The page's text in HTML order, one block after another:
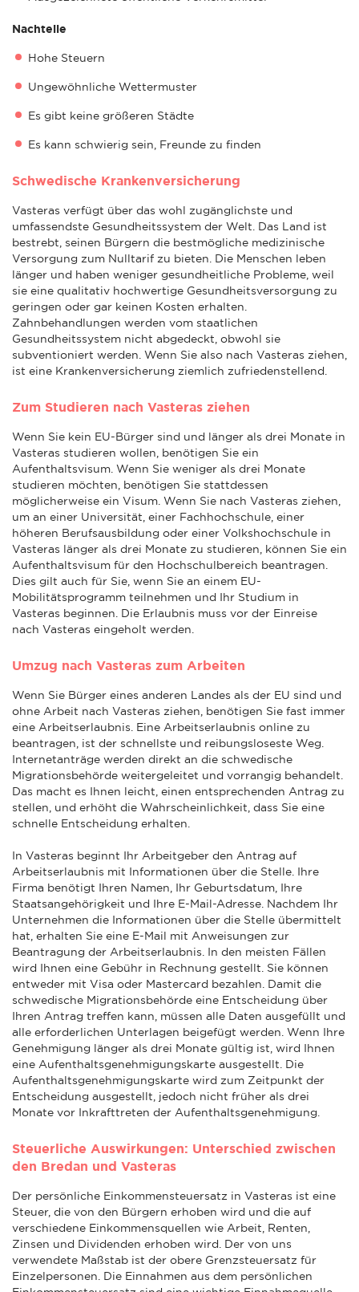
Nachteile
Hohe Steuern
Ungewöhnliche Wettermuster
Es gibt keine größeren Städte
Es kann schwierig sein, Freunde zu finden
Schwedische Krankenversicherung
Vasteras verfügt über das wohl zugänglichste und
umfassendste Gesundheitssystem der Welt. Das Land ist
bestrebt, seinen Bürgern die bestmögliche medizinische
Versorgung zum Nulltarif zu bieten. Die Menschen leben
länger und haben weniger gesundheitliche Probleme, weil
sie eine qualitativ hochwertige Gesundheitsversorgung zu
geringen oder gar keinen Kosten erhalten.
Zahnbehandlungen werden vom staatlichen
Gesundheitssystem nicht abgedeckt, obwohl sie
subventioniert werden. Wenn Sie also nach Vasteras ziehen,
ist eine Krankenversicherung ziemlich zufriedenstellend.
Zum Studieren nach Vasteras ziehen
Wenn Sie kein EU-Bürger sind und länger als drei Monate in
Vasteras studieren wollen, benötigen Sie ein
Aufenthaltsvisum. Wenn Sie weniger als drei Monate
studieren möchten, benötigen Sie stattdessen
möglicherweise ein Visum. Wenn Sie nach Vasteras ziehen,
um an einer Universität, einer Fachhochschule, einer
höheren Berufsausbildung oder einer Volkshochschule in
Vasteras länger als drei Monate zu studieren, können Sie ein
Aufenthaltsvisum für den Hochschulbereich beantragen.
Dies gilt auch für Sie, wenn Sie an einem EU-
Mobilitätsprogramm teilnehmen und Ihr Studium in
Vasteras beginnen. Die Erlaubnis muss vor der Einreise
nach Vasteras eingeholt werden.
Umzug nach Vasteras zum Arbeiten
Wenn Sie Bürger eines anderen Landes als der EU sind und
ohne Arbeit nach Vasteras ziehen, benötigen Sie fast immer
eine Arbeitserlaubnis. Eine Arbeitserlaubnis online zu
beantragen, ist der schnellste und reibungsloseste Weg.
Internetanträge werden direkt an die schwedische
Migrationsbehörde weitergeleitet und vorrangig behandelt.
Das macht es Ihnen leicht, einen entsprechenden Antrag zu
stellen, und erhöht die Wahrscheinlichkeit, dass Sie eine
schnelle Entscheidung erhalten.
In Vasteras beginnt Ihr Arbeitgeber den Antrag auf
Arbeitserlaubnis mit Informationen über die Stelle. Ihre
Firma benötigt Ihren Namen, Ihr Geburtsdatum, Ihre
Staatsangehörigkeit und Ihre E-Mail-Adresse. Nachdem Ihr
Unternehmen die Informationen über die Stelle übermittelt
hat, erhalten Sie eine E-Mail mit Anweisungen zur
Beantragung der Arbeitserlaubnis. In den meisten Fällen
wird Ihnen eine Gebühr in Rechnung gestellt. Sie können
entweder mit Visa oder Mastercard bezahlen. Damit die
schwedische Migrationsbehörde eine Entscheidung über
Ihren Antrag treffen kann, müssen alle Daten ausgefüllt und
alle erforderlichen Unterlagen beigefügt werden. Wenn Ihre
Genehmigung länger als drei Monate gültig ist, wird Ihnen
eine Aufenthaltsgenehmigungskarte ausgestellt. Die
Aufenthaltsgenehmigungskarte wird zum Zeitpunkt der
Entscheidung ausgestellt, jedoch nicht früher als drei
Monate vor Inkrafttreten der Aufenthaltsgenehmigung.
Steuerliche Auswirkungen: Unterschied zwischen
den Bredan und Vasteras
Der persönliche Einkommensteuersatz in Vasteras ist eine
Steuer, die von den Bürgern erhoben wird und die auf
verschiedene Einkommensquellen wie Arbeit, Renten,
Zinsen und Dividenden erhoben wird. Der von uns
verwendete Maßstab ist der obere Grenzsteuersatz für
Einzelpersonen. Die Einnahmen aus dem persönlichen